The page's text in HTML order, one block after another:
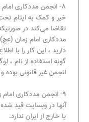
۸- انجمن مددکاری
خیر و کمک به ایتام
تقاضا می‌کند در
مددکاری امام زمان
دارید ، این کار را با
گونه استفاده از نام
انجمن غیر قانونی بوده
۹- انجمن مددکاری
آنها در وبسایت قید
یا خارج از ایران ندارد.